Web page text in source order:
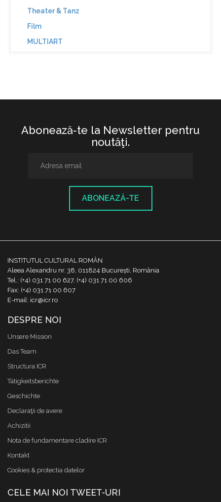
Theater & Tanz
Film
MULTIART
Abonează-te la Newsletter pentru
noutăţi.
ABONEAZĂ-TE
INSTITUTUL CULTURAL ROMÂN
Aleea Alexandru nr. 38, 011824 București, România
Tel.: (+4) 031 71 00 627, (+4) 031 71 00 606
Fax: (+4) 031 71 00 607
E-mail: icr@icr.ro
DESPRE NOI
Unsere Mission
Das Team
Structura ICR
Tätigkeitsberichte
Geschichte
Declaraţii de avere
Achizitii
Nota de fundamentare cladire ICR
Kontakt
Cookies & protectia datelor
CELE MAI NOI TWEET-URI